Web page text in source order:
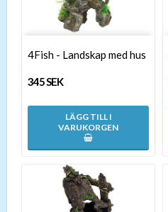
4Fish - Landskap med hus
345 SEK
LÄGG TILL I
VARUKORGEN